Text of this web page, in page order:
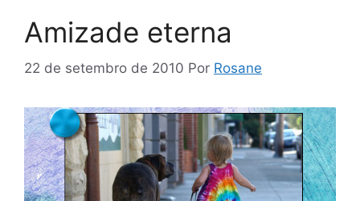
Amizade eterna
22 de setembro de 2010 Por Rosane